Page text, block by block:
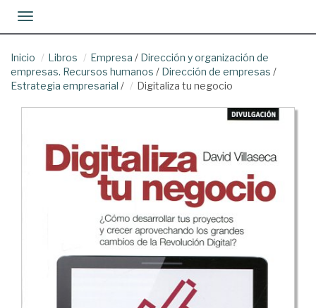
Toggle navigation
Inicio Libros Empresa / Dirección y organización de
empresas. Recursos humanos / Dirección de empresas /
Estrategia empresarial / Digitaliza tu negocio